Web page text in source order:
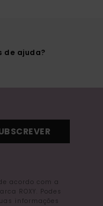
de ajuda?
acordo com a
ROXY. Podes
informações